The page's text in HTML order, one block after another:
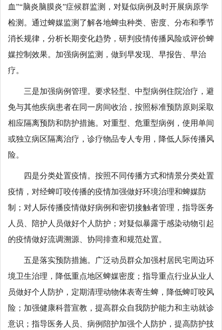
血”“脑炎脑膜炎”症候群监测，对疑似病例及时开展病原学
检测。通过蜱媒监测了解各地蜱虫种类、密度、分布和季节
消长规律，分析长期变化趋势，研判疫情传播风险或评价蜱
媒控制效果。加强病例监测，做到早发现、早报告、早治
疗。
三是加强病例管理。要求轻型、中型病例住院治疗，避
免与其他疾病患者在同一房间收治，按照标准预防原则采取
相应隔离预防和防护措施。对重型、危重型病例，使用单间
或独立病区隔离治疗，诊疗物品专人专用，降低人际传播风
险。
四是分类处置疫情。按照不同传播方式和情景分类处置
疫情，对经蜱叮咬传播的疫情加强做好环境治理和蜱媒防
制；对人际传播疫情做好病例和密切接触者管理，指导医务
人员、陪护人员做好个人防护；对疑似暴露于感染动物引起
的疫情做好流调溯源、协同排查和规范处置。
五是落实预防措施。广泛动员群众加强村居民宅周边环
境卫生治理，降低重点地区蜱媒密度；指导重点行业从业人
员做好个人防护，定期清理动物体表寄生蜱，降低蜱叮咬风
险；加强健康科普宣教，提高群众自我防护能力和主动就诊
意识；指导医务人员、病例陪护加强个人防护，提高防护技